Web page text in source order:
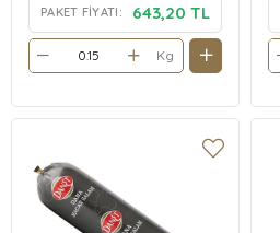
PAKET FIYATI: 643,20 TL
Kg